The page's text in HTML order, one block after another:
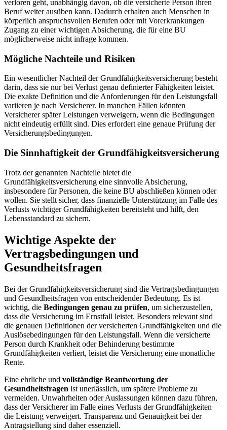
verloren geht, unabhängig davon, ob die versicherte Person ihren
Beruf weiter ausüben kann. Dadurch erhalten auch Menschen in
körperlich anspruchsvollen Berufen oder mit Vorerkrankungen
Zugang zu einer wichtigen Absicherung, die für eine BU
möglicherweise nicht infrage kommen.
Mögliche Nachteile und Risiken
Ein wesentlicher Nachteil der Grundfähigkeitsversicherung besteht
darin, dass sie nur bei Verlust genau definierter Fähigkeiten leistet.
Die exakte Definition und die Anforderungen für den Leistungsfall
variieren je nach Versicherer. In manchen Fällen könnten
Versicherer später Leistungen verweigern, wenn die Bedingungen
nicht eindeutig erfüllt sind. Dies erfordert eine genaue Prüfung der
Versicherungsbedingungen.
Die Sinnhaftigkeit der Grundfähigkeitsversicherung
Trotz der genannten Nachteile bietet die
Grundfähigkeitsversicherung eine sinnvolle Absicherung,
insbesondere für Personen, die keine BU abschließen können oder
wollen. Sie stellt sicher, dass finanzielle Unterstützung im Falle des
Verlusts wichtiger Grundfähigkeiten bereitsteht und hilft, den
Lebensstandard zu sichern.
Wichtige Aspekte der
Vertragsbedingungen und
Gesundheitsfragen
Bei der Grundfähigkeitsversicherung sind die Vertragsbedingungen
und Gesundheitsfragen von entscheidender Bedeutung. Es ist
wichtig, die Bedingungen genau zu prüfen, um sicherzustellen,
dass die Versicherung im Ernstfall leistet. Besonders relevant sind
die genauen Definitionen der versicherten Grundfähigkeiten und die
Auslösebedingungen für den Leistungsfall. Wenn die versicherte
Person durch Krankheit oder Behinderung bestimmte
Grundfähigkeiten verliert, leistet die Versicherung eine monatliche
Rente.
Eine ehrliche und vollständige Beantwortung der
Gesundheitsfragen ist unerlässlich, um spätere Probleme zu
vermeiden. Unwahrheiten oder Auslassungen können dazu führen,
dass der Versicherer im Falle eines Verlusts der Grundfähigkeiten
die Leistung verweigert. Transparenz und Genauigkeit bei der
Antragstellung sind daher essenziell.